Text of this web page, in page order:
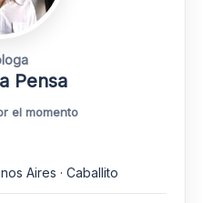
Pensa
el momento
Aires · Caballito